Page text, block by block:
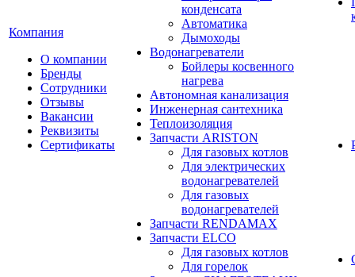
Компания
О компании
Бренды
Сотрудники
Отзывы
Вакансии
Реквизиты
Сертификаты
конденсата
Автоматика
Дымоходы
Водонагреватели
Бойлеры косвенного
нагрева
Автономная канализация
Инженерная сантехника
Теплоизоляция
Запчасти ARISTON
Для газовых котлов
Для электрических
водонагревателей
Для газовых
водонагревателей
Запчасти RENDAMAX
Запчасти ELCO
Для газовых котлов
Для горелок